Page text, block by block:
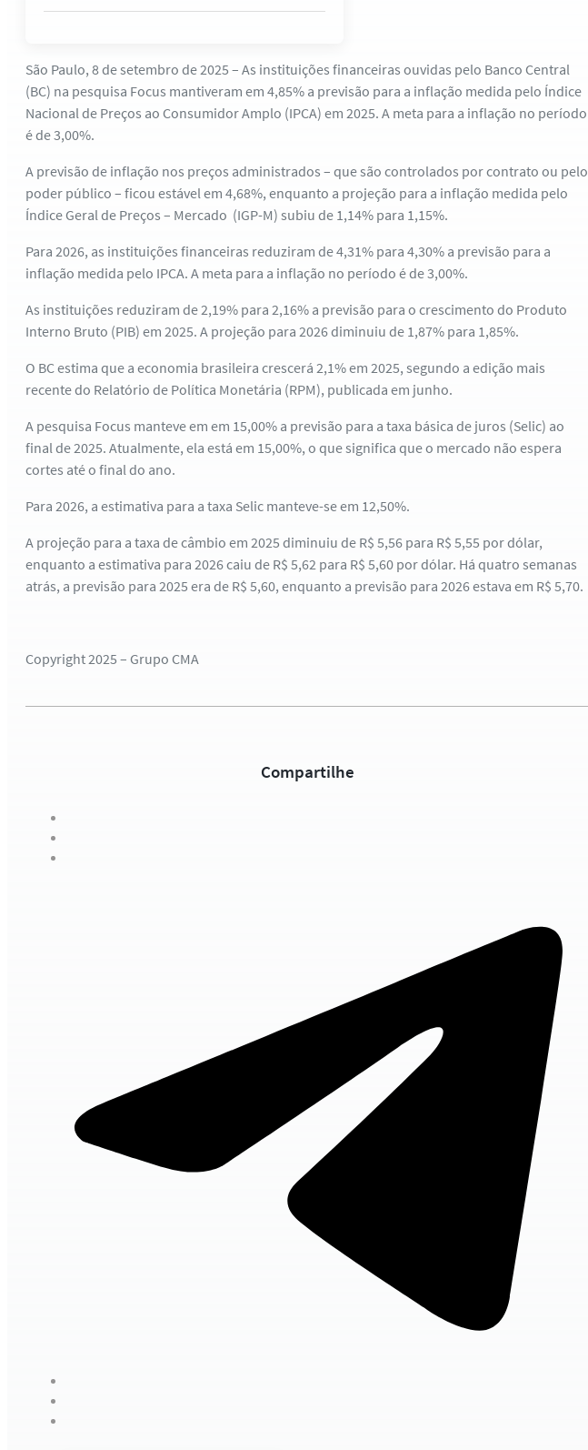
São Paulo, 8 de setembro de 2025 – As instituições financeiras ouvidas pelo Banco Central
(BC) na pesquisa Focus mantiveram em 4,85% a previsão para a inflação medida pelo Índice
Nacional de Preços ao Consumidor Amplo (IPCA) em 2025. A meta para a inflação no período
é de 3,00%.
A previsão de inflação nos preços administrados – que são controlados por contrato ou pelo
poder público – ficou estável em 4,68%, enquanto a projeção para a inflação medida pelo
Índice Geral de Preços – Mercado (IGP-M) subiu de 1,14% para 1,15%.
Para 2026, as instituições financeiras reduziram de 4,31% para 4,30% a previsão para a
inflação medida pelo IPCA. A meta para a inflação no período é de 3,00%.
As instituições reduziram de 2,19% para 2,16% a previsão para o crescimento do Produto
Interno Bruto (PIB) em 2025. A projeção para 2026 diminuiu de 1,87% para 1,85%.
O BC estima que a economia brasileira crescerá 2,1% em 2025, segundo a edição mais
recente do Relatório de Política Monetária (RPM), publicada em junho.
A pesquisa Focus manteve em em 15,00% a previsão para a taxa básica de juros (Selic) ao
final de 2025. Atualmente, ela está em 15,00%, o que significa que o mercado não espera
cortes até o final do ano.
Para 2026, a estimativa para a taxa Selic manteve-se em 12,50%.
A projeção para a taxa de câmbio em 2025 diminuiu de R$ 5,56 para R$ 5,55 por dólar,
enquanto a estimativa para 2026 caiu de R$ 5,62 para R$ 5,60 por dólar. Há quatro semanas
atrás, a previsão para 2025 era de R$ 5,60, enquanto a previsão para 2026 estava em R$ 5,70.
Copyright 2025 – Grupo CMA
Compartilhe